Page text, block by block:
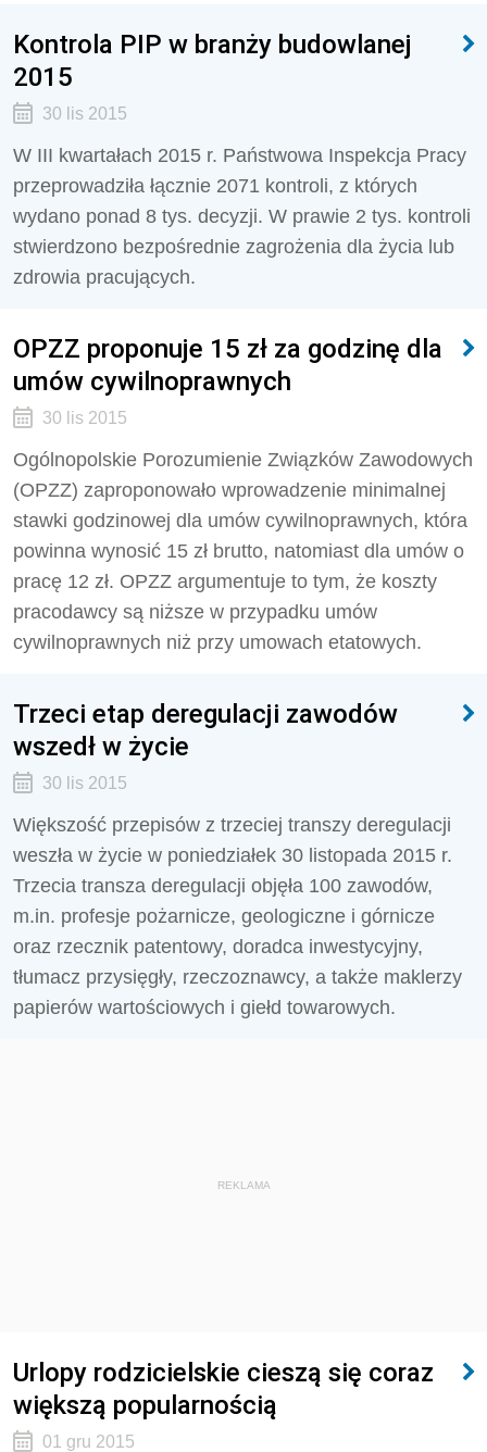
Kontrola PIP w branży budowlanej
2015
30 lis 2015
W III kwartałach 2015 r. Państwowa Inspekcja Pracy
przeprowadziła łącznie 2071 kontroli, z których
wydano ponad 8 tys. decyzji. W prawie 2 tys. kontroli
stwierdzono bezpośrednie zagrożenia dla życia lub
zdrowia pracujących.
OPZZ proponuje 15 zł za godzinę dla
umów cywilnoprawnych
30 lis 2015
Ogólnopolskie Porozumienie Związków Zawodowych
(OPZZ) zaproponowało wprowadzenie minimalnej
stawki godzinowej dla umów cywilnoprawnych, która
powinna wynosić 15 zł brutto, natomiast dla umów o
pracę 12 zł. OPZZ argumentuje to tym, że koszty
pracodawcy są niższe w przypadku umów
cywilnoprawnych niż przy umowach etatowych.
Trzeci etap deregulacji zawodów
wszedł w życie
30 lis 2015
Większość przepisów z trzeciej transzy deregulacji
weszła w życie w poniedziałek 30 listopada 2015 r.
Trzecia transza deregulacji objęła 100 zawodów,
m.in. profesje pożarnicze, geologiczne i górnicze
oraz rzecznik patentowy, doradca inwestycyjny,
tłumacz przysięgły, rzeczoznawcy, a także maklerzy
papierów wartościowych i giełd towarowych.
REKLAMA
Urlopy rodzicielskie cieszą się coraz
większą popularnością
01 gru 2015